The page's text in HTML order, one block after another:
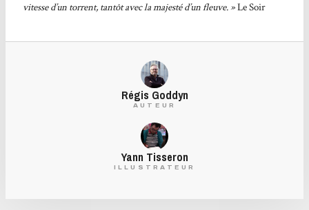
vitesse d’un torrent, tantôt avec la majesté d’un fleuve. »Le Soir
Régis Goddyn
AUTEUR
Yann Tisseron
ILLUSTRATEUR